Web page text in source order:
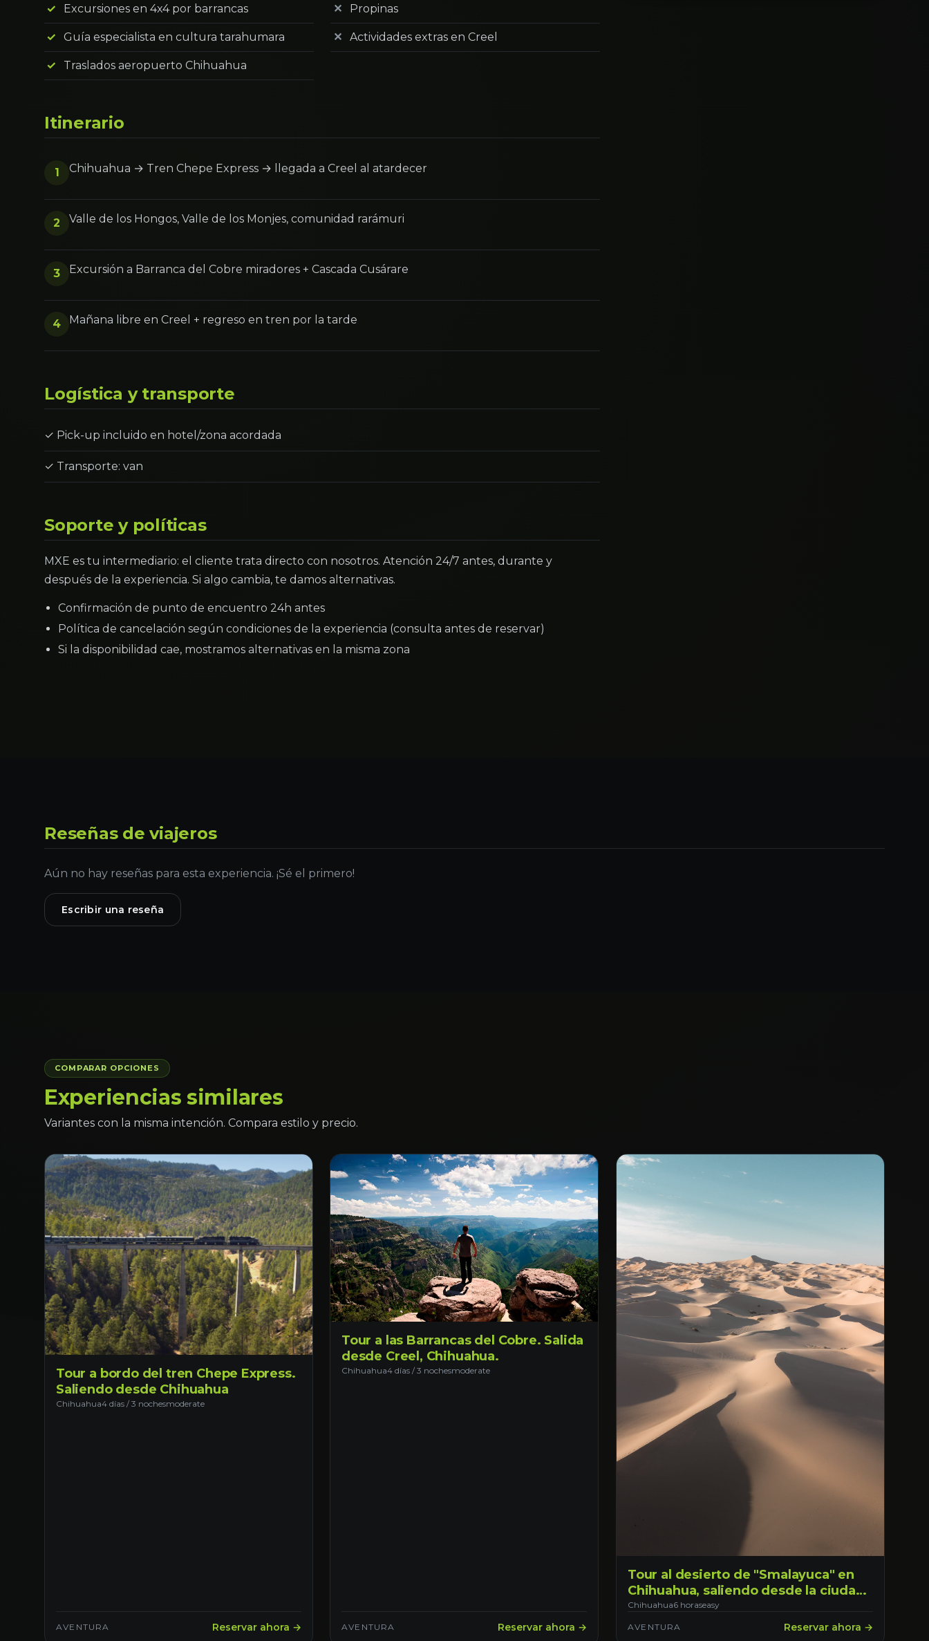
Excursiones en 4x4 por barrancas
Guía especialista en cultura tarahumara
Traslados aeropuerto Chihuahua
Propinas
Actividades extras en Creel
Itinerario
1 Chihuahua → Tren Chepe Express → llegada a Creel al atardecer
2 Valle de los Hongos, Valle de los Monjes, comunidad rarámuri
3 Excursión a Barranca del Cobre miradores + Cascada Cusárare
4 Mañana libre en Creel + regreso en tren por la tarde
Logística y transporte
✓ Pick-up incluido en hotel/zona acordada
✓ Transporte: van
Soporte y políticas
MXE es tu intermediario: el cliente trata directo con nosotros. Atención 24/7 antes, durante y
después de la experiencia. Si algo cambia, te damos alternativas.
Confirmación de punto de encuentro 24h antes
Política de cancelación según condiciones de la experiencia (consulta antes de reservar)
Si la disponibilidad cae, mostramos alternativas en la misma zona
Reseñas de viajeros
Aún no hay reseñas para esta experiencia. ¡Sé el primero!
Escribir una reseña
COMPARAR OPCIONES
Experiencias similares
Variantes con la misma intención. Compara estilo y precio.
Tour a bordo del tren Chepe Express.
Saliendo desde Chihuahua
Chihuahua4 días / 3 nochesmoderate
AVENTURA Reservar ahora →
Tour a las Barrancas del Cobre. Salida
desde Creel, Chihuahua.
Chihuahua4 días / 3 nochesmoderate
AVENTURA Reservar ahora →
Tour al desierto de "Smalayuca" en
Chihuahua, saliendo desde la ciudad
capital
Chihuahua6 horaseasy
AVENTURA Reservar ahora →